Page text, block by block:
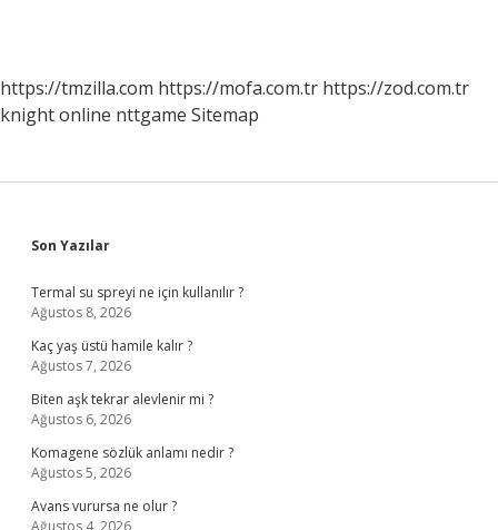
https://tmzilla.com https://mofa.com.tr https://zod.com.tr
knight online nttgame Sitemap
Sidebar
Son Yazılar
Termal su spreyi ne için kullanılır ?
Ağustos 8, 2026
Kaç yaş üstü hamile kalır ?
Ağustos 7, 2026
Biten aşk tekrar alevlenir mi ?
Ağustos 6, 2026
Komagene sözlük anlamı nedir ?
Ağustos 5, 2026
Avans vurursa ne olur ?
Ağustos 4, 2026